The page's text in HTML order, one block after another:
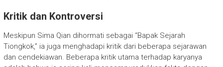
Kritik dan Kontroversi
Meskipun Sima Qian dihormati sebagai “Bapak Sejarah
Tiongkok,” ia juga menghadapi kritik dari beberapa sejarawan
dan cendekiawan. Beberapa kritik utama terhadap karyanya